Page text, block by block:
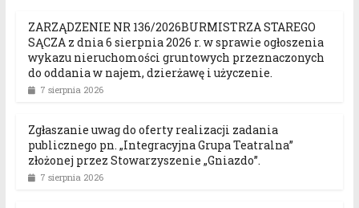
ZARZĄDZENIE NR 136/2026BURMISTRZA STAREGO
SĄCZA z dnia 6 sierpnia 2026 r. w sprawie ogłoszenia
wykazu nieruchomości gruntowych przeznaczonych
do oddania w najem, dzierżawę i użyczenie.
7 sierpnia 2026
Zgłaszanie uwag do oferty realizacji zadania
publicznego pn. „Integracyjna Grupa Teatralna”
złożonej przez Stowarzyszenie „Gniazdo”.
7 sierpnia 2026